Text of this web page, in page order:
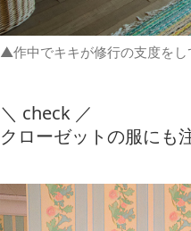
▲作中でキキが修行の支度をし
＼ check ／
クローゼットの服にも